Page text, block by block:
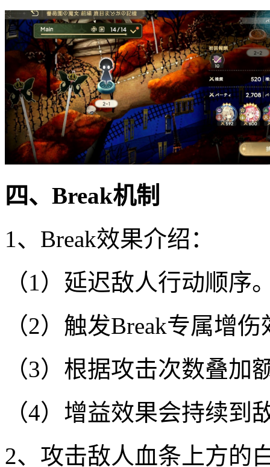
四、Break机制
1、Break效果介绍：
（1）延迟敌人行动顺序
（2）触发Break专属增
（3）根据攻击次数叠加
（4）增益效果会持续到
2、攻击敌人血条上方的